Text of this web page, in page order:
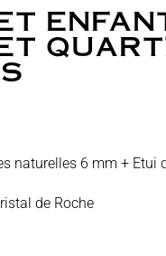
naturelles 6 mm + Etui
de Roche